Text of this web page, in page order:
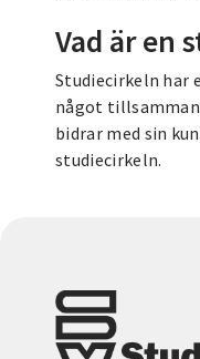
Vad är en
Studiecirkeln har
något
bidrar med sin
studiecirkeln.